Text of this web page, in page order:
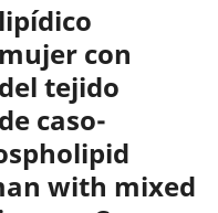
con
tejido
caso-
with mixed